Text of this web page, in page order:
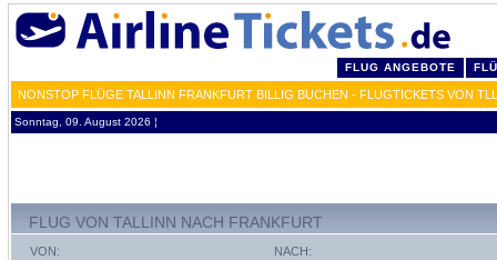
FLUG ANGEBOTE
NONSTOP FLÜGE TALLINN FRANKFURT BILLIG BUCHEN - FLUGTICKETS VON
Sonntag, 09. August 2026 ¦
FLUG VON TALLINN NACH FRANKFURT
VON: NACH: